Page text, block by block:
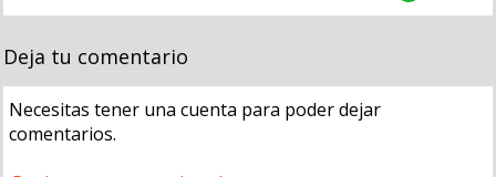
Deja tu comentario
Necesitas tener una cuenta para poder dejar
comentarios.